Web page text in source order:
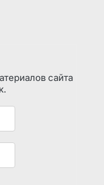
сайта